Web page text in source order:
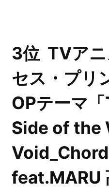
3位 TVア
セス・プリ
OPテーマ
Side of the
feat.MARU